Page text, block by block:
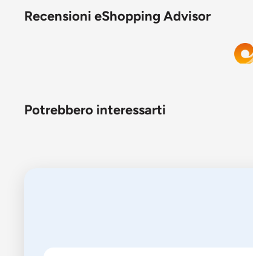
Recensioni eShopping Advisor
Potrebbero interessarti